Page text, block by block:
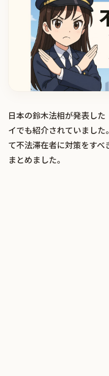
日本の鈴木法相が発表し
イでも紹介されていまし
て不法滞在者に対策をす
まとめました。